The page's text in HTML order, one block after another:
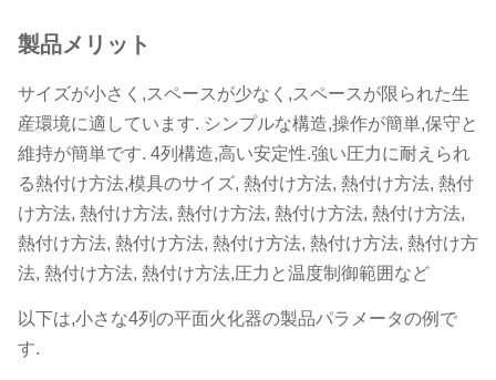
製品メリット
サイズが小さく,スペースが少なく,スペースが限られた生
産環境に適しています. シンプルな構造,操作が簡単,保守と
維持が簡単です. 4列構造,高い安定性.強い圧力に耐えられ
る熱付け方法,模具のサイズ, 熱付け方法, 熱付け方法, 熱付
け方法, 熱付け方法, 熱付け方法, 熱付け方法, 熱付け方法,
熱付け方法, 熱付け方法, 熱付け方法, 熱付け方法, 熱付け方
法, 熱付け方法, 熱付け方法,圧力と温度制御範囲など
以下は,小さな4列の平面火化器の製品パラメータの例で
す.